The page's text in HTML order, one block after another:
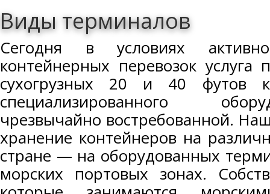
Виды терминалов
Сегодня в условиях
контейнерных перевозок
сухогрузных 20 и 40 футов
специализированного
чрезвычайно востребованной.
хранение контейнеров на
стране — на оборудованных
морских портовых зонах.